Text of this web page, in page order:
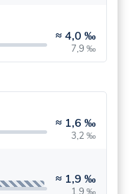
≈4,0 ‰
7,9 ‰
≈ 1,6 ‰
3,2 ‰
≈ 1,9 ‰